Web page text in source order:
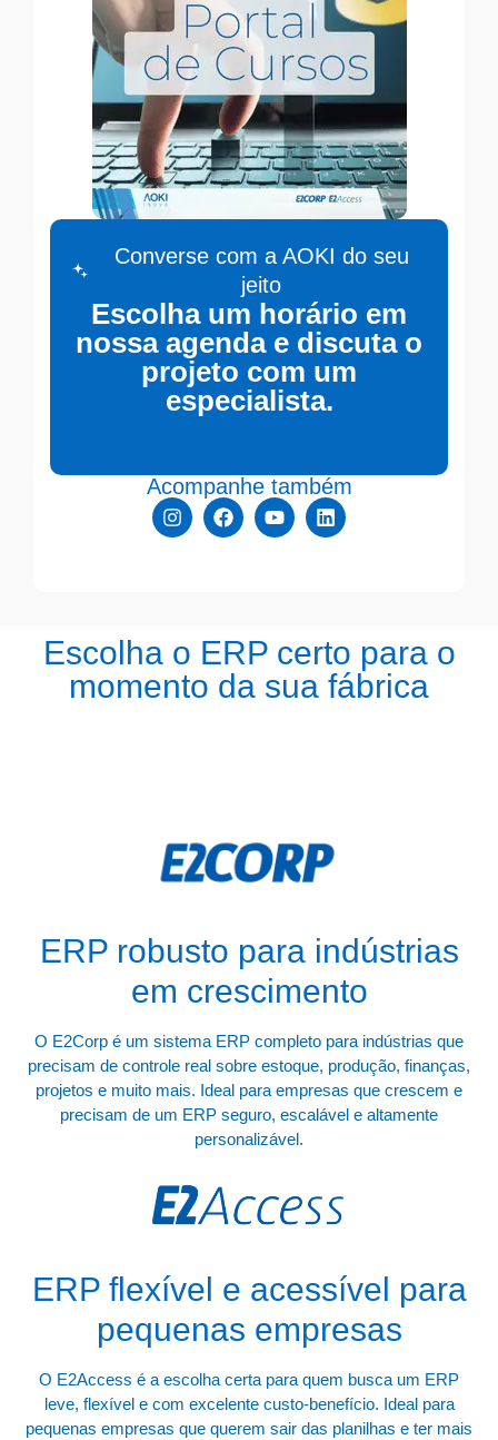
Converse com a AOKI do seu
jeito
Escolha um horário em
nossa agenda e discuta o
projeto com um
especialista.
Acompanhe também
Escolha o ERP certo para o
momento da sua fábrica
ERP robusto para indústrias
em crescimento
O E2Corp é um sistema ERP completo para indústrias que
precisam de controle real sobre estoque, produção, finanças,
projetos e muito mais. Ideal para empresas que crescem e
precisam de um ERP seguro, escalável e altamente
personalizável.
ERP flexível e acessível para
pequenas empresas
O E2Access é a escolha certa para quem busca um ERP
leve, flexível e com excelente custo-benefício. Ideal para
pequenas empresas que querem sair das planilhas e ter mais